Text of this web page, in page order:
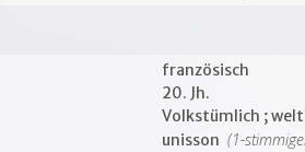
französisch
20. Jh.
Volkstümlich ;
unisson (1-